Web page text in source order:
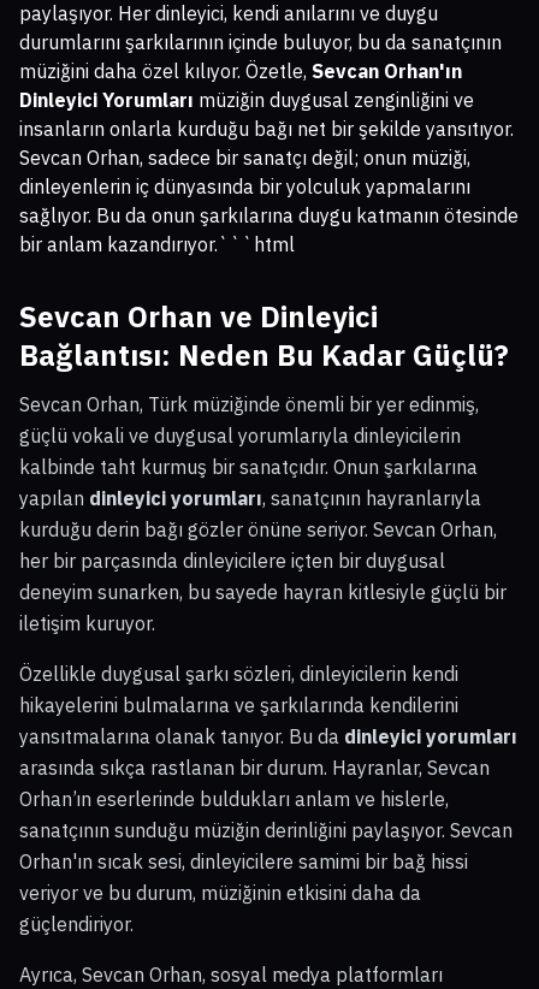
paylaşıyor. Her dinleyici, kendi anılarını ve duygu
durumlarını şarkılarının içinde buluyor, bu da sanatçının
müziğini daha özel kılıyor. Özetle, Sevcan Orhan'ın
Dinleyici Yorumları müziğin duygusal zenginliğini ve
insanların onlarla kurduğu bağı net bir şekilde yansıtıyor.
Sevcan Orhan, sadece bir sanatçı değil; onun müziği,
dinleyenlerin iç dünyasında bir yolculuk yapmalarını
sağlıyor. Bu da onun şarkılarına duygu katmanın ötesinde
bir anlam kazandırıyor.```html
Sevcan Orhan ve Dinleyici
Bağlantısı: Neden Bu Kadar Güçlü?
Sevcan Orhan, Türk müziğinde önemli bir yer edinmiş,
güçlü vokali ve duygusal yorumlarıyla dinleyicilerin
kalbinde taht kurmuş bir sanatçıdır. Onun şarkılarına
yapılan dinleyici yorumları, sanatçının hayranlarıyla
kurduğu derin bağı gözler önüne seriyor. Sevcan Orhan,
her bir parçasında dinleyicilere içten bir duygusal
deneyim sunarken, bu sayede hayran kitlesiyle güçlü bir
iletişim kuruyor.
Özellikle duygusal şarkı sözleri, dinleyicilerin kendi
hikayelerini bulmalarına ve şarkılarında kendilerini
yansıtmalarına olanak tanıyor. Bu da dinleyici yorumları
arasında sıkça rastlanan bir durum. Hayranlar, Sevcan
Orhan’ın eserlerinde buldukları anlam ve hislerle,
sanatçının sunduğu müziğin derinliğini paylaşıyor. Sevcan
Orhan'ın sıcak sesi, dinleyicilere samimi bir bağ hissi
veriyor ve bu durum, müziğinin etkisini daha da
güçlendiriyor.
Ayrıca, Sevcan Orhan, sosyal medya platformları